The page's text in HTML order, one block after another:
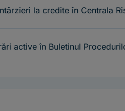
la credite în Centrala
active în Buletinul